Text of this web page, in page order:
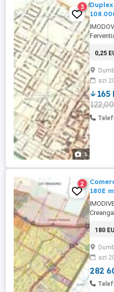
1
3
0,25
azi
165
2
180E
180
azi
282